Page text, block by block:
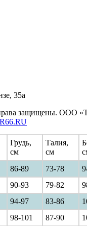
35а
защищены. ООО
Грудь,
см
Талия,
см
86-89 73-78
90-93 79-82
94-97 83-86
98-101 87-90